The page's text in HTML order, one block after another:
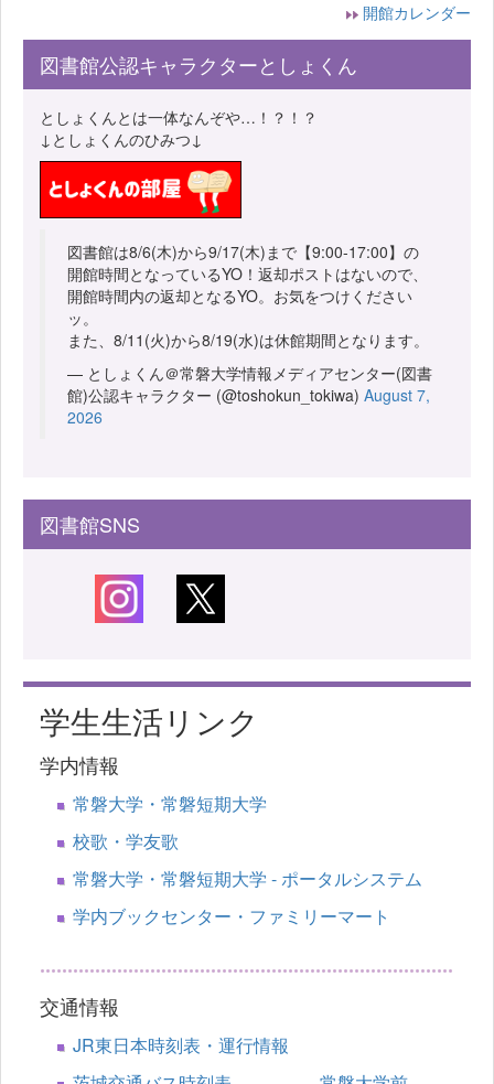
開館カレンダー
図書館公認キャラクターとしょくん
としょくんとは一体なんぞや…！？！？
↓としょくんのひみつ↓
図書館は8/6(木)から9/17(木)まで【9:00-17:00】の
開館時間となっているYO！返却ポストはないので、
開館時間内の返却となるYO。お気をつけください
ッ。
また、8/11(火)から8/19(水)は休館期間となります。
— としょくん＠常磐大学情報メディアセンター(図書
館)公認キャラクター (@toshokun_tokiwa) August 7,
2026
図書館SNS
学生生活リンク
学内情報
常磐大学・常磐短期大学
校歌・学友歌
常磐大学・常磐短期大学 - ポータルシステム
学内ブックセンター・ファミリーマート
交通情報
JR東日本時刻表・運行情報